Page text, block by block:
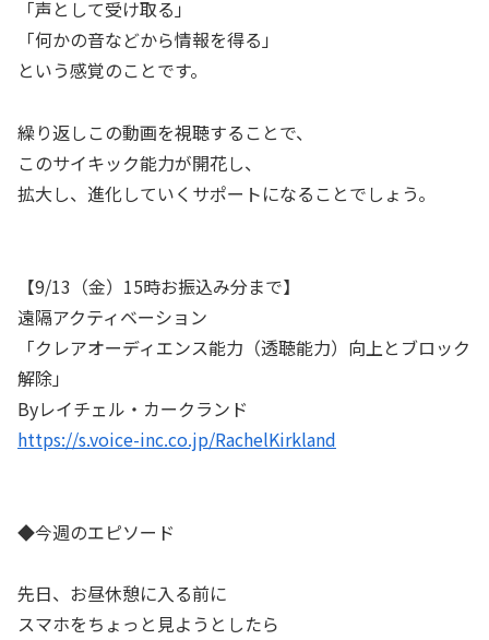
「声として受け取る」
「何かの音などから情報を得る」
という感覚のことです。
繰り返しこの動画を視聴することで、
このサイキック能力が開花し、
拡大し、進化していくサポートになることでしょう。
【9/13（金）15時お振込み分まで】
遠隔アクティベーション
「クレアオーディエンス能力（透聴能力）向上とブロック
解除」
Byレイチェル・カークランド
https://s.voice-inc.co.jp/RachelKirkland
◆今週のエピソード
先日、お昼休憩に入る前に
スマホをちょっと見ようとしたら